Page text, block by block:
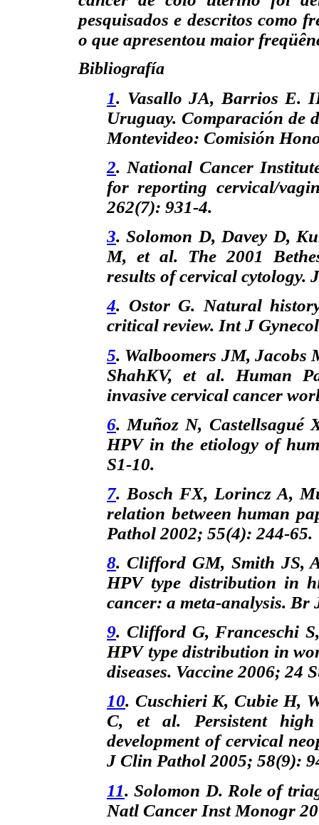
pesquisados e descritos como
o que apresentou maior
Bibliografía
1. Vasallo JA, Barrios E.
Uruguay. Comparación de
Montevideo: Comisión
2. National Cancer
for reporting cervical/
262(7): 931-4.
3. Solomon D, Davey D,
M, et al. The 2001
results of cervical cytology.
4. Ostor G. Natural
critical review. Int J
5. Walboomers JM, Jacobs
ShahKV, et al. Human
invasive cervical cancer
6. Muñoz N, Castellsagué
HPV in the etiology of
S1-10.
7. Bosch FX, Lorincz A,
relation between human
Pathol 2002; 55(4): 244-65.
8. Clifford GM, Smith JS,
HPV type distribution in
cancer: a meta-analysis. Br
9. Clifford G, Franceschi
HPV type distribution in
diseases. Vaccine 2006; 24
10. Cuschieri K, Cubie H,
C, et al. Persistent
development of cervical
J Clin Pathol 2005; 58(9):
11. Solomon D. Role of
Natl Cancer Inst Monogr